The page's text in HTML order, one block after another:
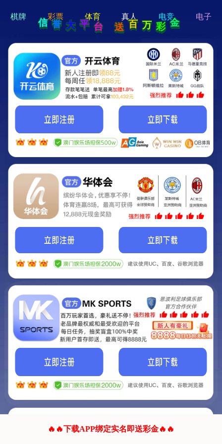
hi 💗
Hey Guys!
我们即将上线啦...
我们的网站正在建设.
它将是非常棒的网站.
联系我们!